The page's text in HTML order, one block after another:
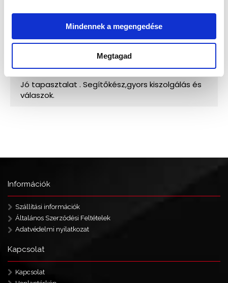
Mindennek a megengedése
Megtagad
Információk
Szállítási információk
Általános Szerződési Feltételek
Adatvédelmi nyilatkozat
Kapcsolat
Kapcsolat